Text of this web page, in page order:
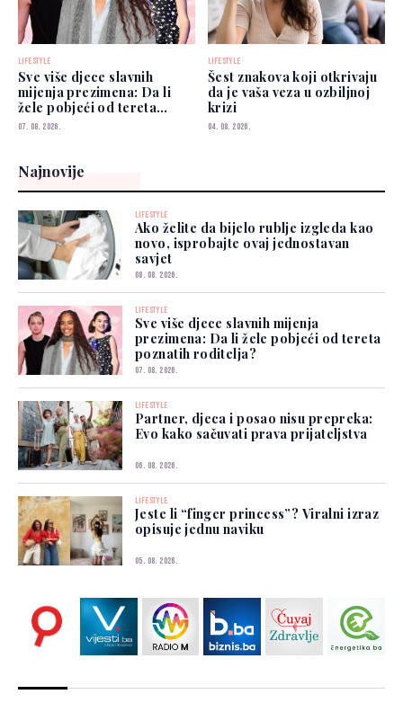
LIFESTYLE
Sve više djece slavnih
mijenja prezimena: Da li
žele pobjeći od tereta
poznatih roditelja?
07. 08. 2026.
LIFESTYLE
Šest znakova koji otkrivaju
da je vaša veza u ozbiljnoj
krizi
04. 08. 2026.
Najnovije
LIFESTYLE
Ako želite da bijelo rublje izgleda kao
novo, isprobajte ovaj jednostavan
savjet
08. 08. 2026.
LIFESTYLE
Sve više djece slavnih mijenja
prezimena: Da li žele pobjeći od tereta
poznatih roditelja?
07. 08. 2026.
LIFESTYLE
Partner, djeca i posao nisu prepreka:
Evo kako sačuvati prava prijateljstva
06. 08. 2026.
LIFESTYLE
Jeste li “finger princess”? Viralni izraz
opisuje jednu naviku
05. 08. 2026.